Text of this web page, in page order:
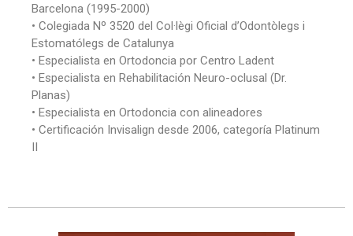
Barcelona (1995-2000)
• Colegiada Nº 3520 del Col·lègi Oficial d’Odontòlegs i
Estomatólegs de Catalunya
• Especialista en Ortodoncia por Centro Ladent
• Especialista en Rehabilitación Neuro-oclusal (Dr.
Planas)
• Especialista en Ortodoncia con alineadores
• Certificación Invisalign desde 2006, categoría Platinum
II